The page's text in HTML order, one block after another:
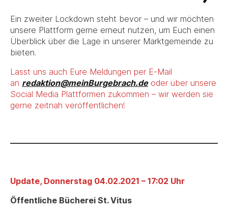
Ein zweiter Lockdown steht bevor – und wir möchten
unsere Plattform gerne erneut nutzen, um Euch einen
Überblick über die Lage in unserer Marktgemeinde zu
bieten.
Lasst uns auch Eure Meldungen per E-Mail
an redaktion@meinBurgebrach.deoder über unsere
Social Media Plattformen zukommen – wir werden sie
gerne zeitnah veröffentlichen!
Update, Donnerstag 04.02.2021 – 17:02 Uhr
Öffentliche Bücherei St. Vitus